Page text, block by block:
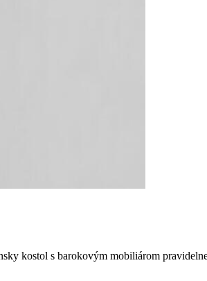
kostol s barokovým mobiliárom